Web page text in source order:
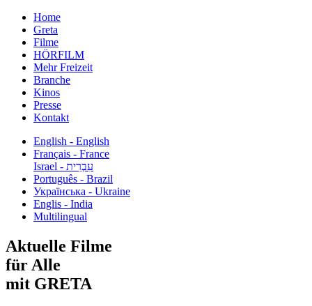
Home
Greta
Filme
HÖRFILM
Mehr Freizeit
Branche
Kinos
Presse
Kontakt
English - English
Français - France
עִבְרִית - Israel
Português - Brazil
Українська - Ukraine
Englis - India
Multilingual
Aktuelle Filme
für Alle
mit GRETA